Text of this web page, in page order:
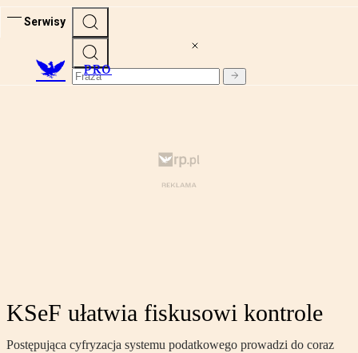
Serwisy
PRO
KSeF ułatwia fiskusowi kontrole
Postępująca cyfryzacja systemu podatkowego prowadzi do coraz